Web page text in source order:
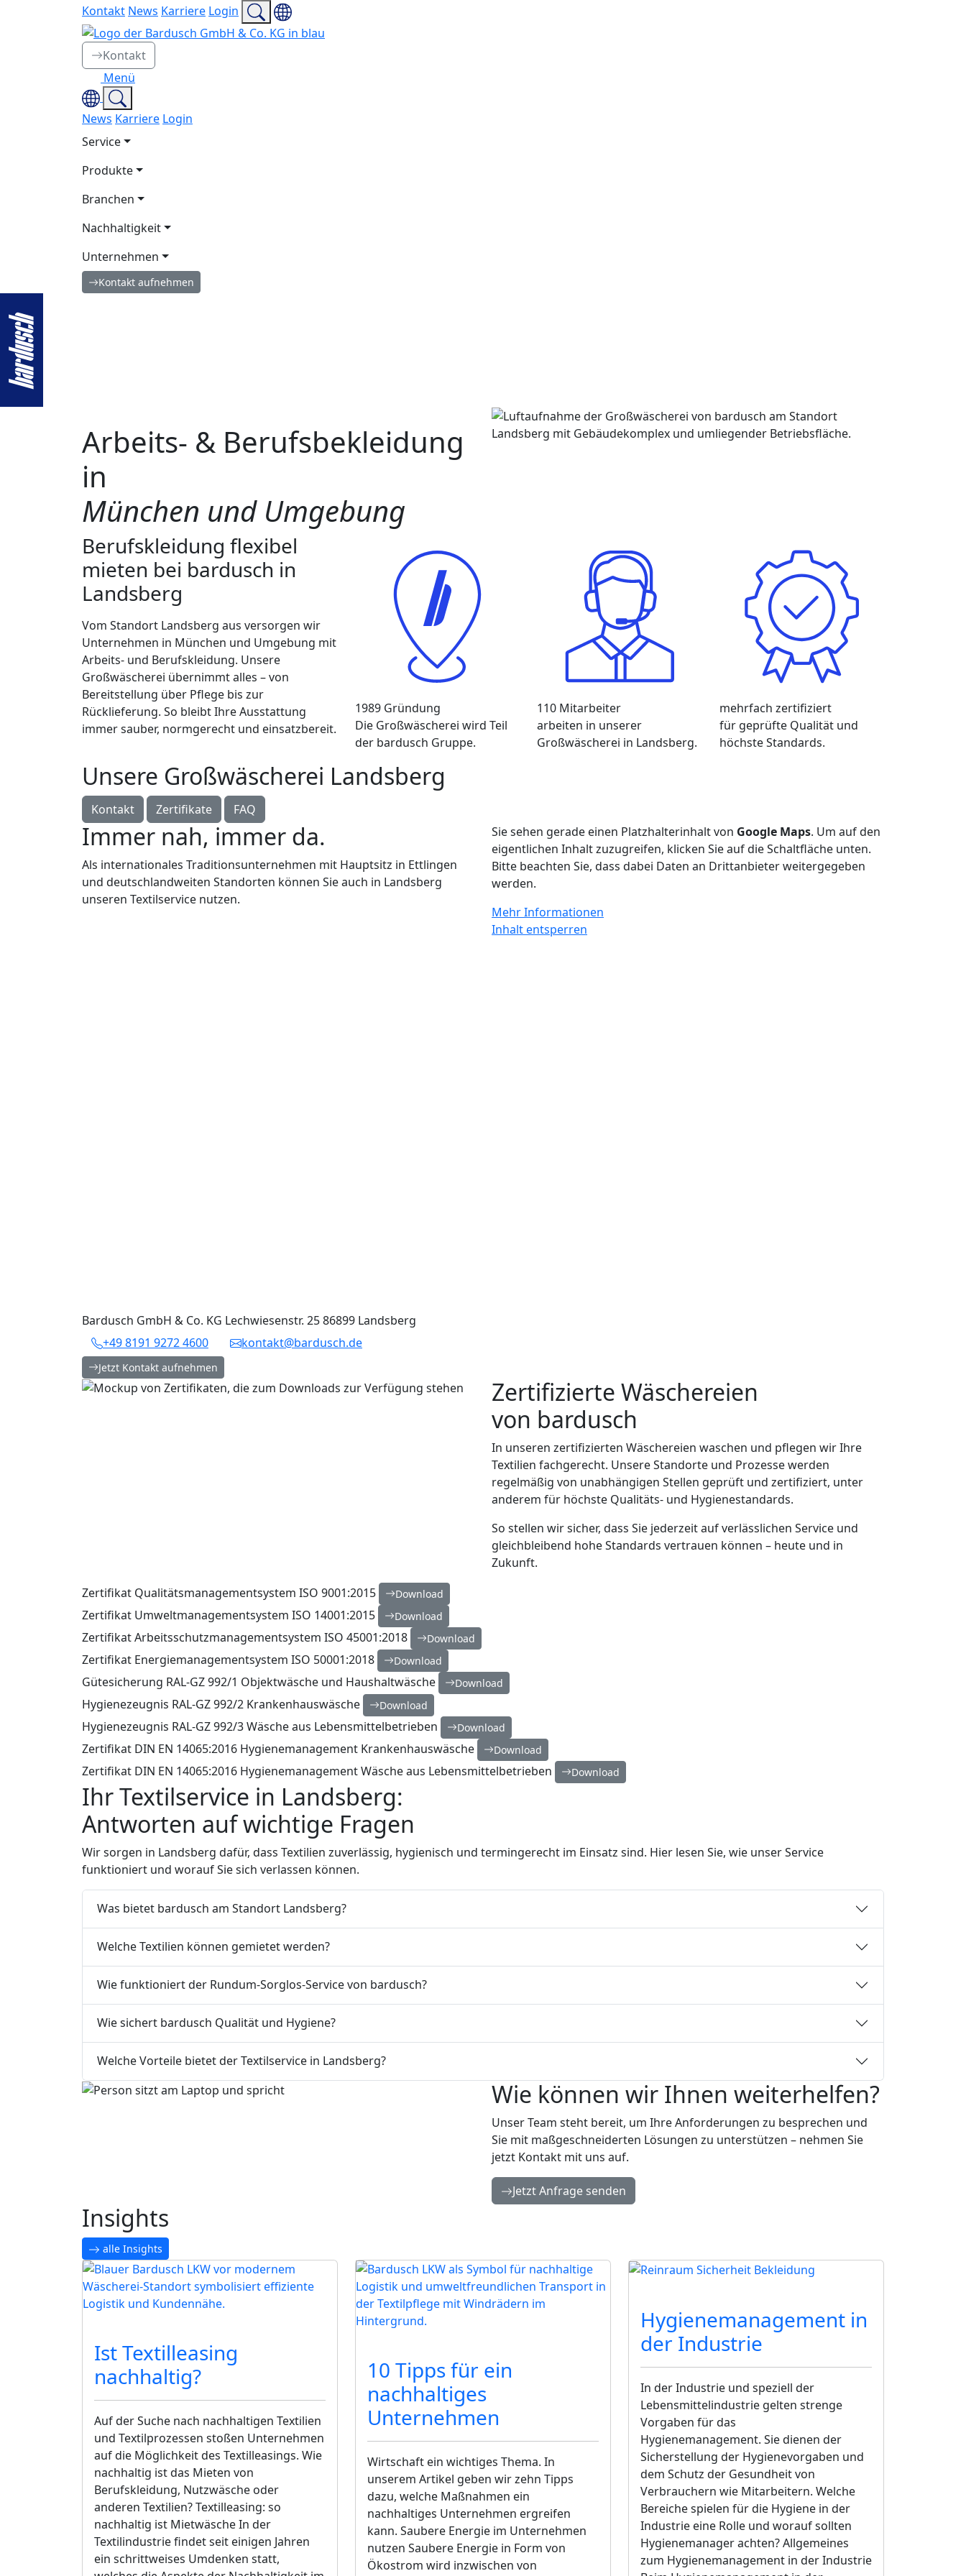
Kontakt News Karriere Login
Kontakt
Menü
News Karriere Login
Service
Produkte
Branchen
Nachhaltigkeit
Unternehmen
Kontakt aufnehmen
Arbeits- & Berufsbekleidung
in
München und Umgebung
Berufskleidung flexibel
mieten bei bardusch in
Landsberg
Vom Standort Landsberg aus versorgen wir
Unternehmen in München und Umgebung mit
Arbeits- und Berufskleidung. Unsere
Großwäscherei übernimmt alles – von
Bereitstellung über Pflege bis zur
Rücklieferung. So bleibt Ihre Ausstattung
immer sauber, normgerecht und einsatzbereit.
1989 Gründung
Die Großwäscherei wird Teil
der bardusch Gruppe.
110 Mitarbeiter
arbeiten in unserer
Großwäscherei in Landsberg.
mehrfach zertifiziert
für geprüfte Qualität und
höchste Standards.
Unsere Großwäscherei Landsberg
Kontakt Zertifikate FAQ
Immer nah, immer da.
Als internationales Traditionsunternehmen mit Hauptsitz in Ettlingen
und deutschlandweiten Standorten können Sie auch in Landsberg
unseren Textilservice nutzen.
Bardusch GmbH & Co. KG Lechwiesenstr. 2586899 Landsberg
+49 8191 9272 4600
kontakt@bardusch.de
Jetzt Kontakt aufnehmen
Sie sehen gerade einen Platzhalterinhalt von Google Maps. Um auf den
eigentlichen Inhalt zuzugreifen, klicken Sie auf die Schaltfläche unten.
Bitte beachten Sie, dass dabei Daten an Drittanbieter weitergegeben
werden.
Mehr Informationen
Inhalt entsperren
Zertifizierte Wäschereien
von bardusch
In unseren zertifizierten Wäschereien waschen und pflegen wir Ihre
Textilien fachgerecht. Unsere Standorte und Prozesse werden
regelmäßig von unabhängigen Stellen geprüft und zertifiziert, unter
anderem für höchste Qualitäts- und Hygienestandards.
So stellen wir sicher, dass Sie jederzeit auf verlässlichen Service und
gleichbleibend hohe Standards vertrauen können – heute und in
Zukunft.
Zertifikat Qualitätsmanagementsystem ISO 9001:2015
Download
Zertifikat Umweltmanagementsystem ISO 14001:2015 Download
Zertifikat Arbeitsschutzmanagementsystem ISO 45001:2018 Download
Zertifikat Energiemanagementsystem ISO 50001:2018 Download
Gütesicherung RAL-GZ 992/1 Objektwäsche und Haushaltwäsche Download
Hygienezeugnis RAL-GZ 992/2 Krankenhauswäsche Download
Hygienezeugnis RAL-GZ 992/3 Wäsche aus Lebensmittelbetrieben Download
Zertifikat DIN EN 14065:2016 Hygienemanagement Krankenhauswäsche Download
Zertifikat DIN EN 14065:2016 Hygienemanagement Wäsche aus Lebensmittelbetrieben Download
Ihr Textilservice in Landsberg:
Antworten auf wichtige Fragen
Wir sorgen in Landsberg dafür, dass Textilien zuverlässig, hygienisch und termingerecht im Einsatz sind. Hier lesen Sie, wie unser Service
funktioniert und worauf Sie sich verlassen können.
Was bietet bardusch am Standort Landsberg?
Welche Textilien können gemietet werden?
Wie funktioniert der Rundum-Sorglos-Service von bardusch?
Wie sichert bardusch Qualität und Hygiene?
Welche Vorteile bietet der Textilservice in Landsberg?
Wie können wir Ihnen weiterhelfen?
Unser Team steht bereit, um Ihre Anforderungen zu besprechen und
Sie mit maßgeschneiderten Lösungen zu unterstützen – nehmen Sie
jetzt Kontakt mit uns auf.
Jetzt Anfrage senden
Insights
alle Insights
AI CREATED
Ist Textilleasing
nachhaltig?
Auf der Suche nach nachhaltigen Textilien
und Textilprozessen stoßen Unternehmen
auf die Möglichkeit des Textilleasings. Wie
nachhaltig ist das Mieten von
Berufskleidung, Nutzwäsche oder
anderen Textilien? Textilleasing: so
nachhaltig ist Mietwäsche​​​​​​ In der
Textilindustrie findet seit einigen Jahren
ein schrittweises Umdenken statt,
AI CREATED
10 Tipps für ein
nachhaltiges
Unternehmen
Wirtschaft ein wichtiges Thema. In
unserem Artikel geben wir zehn Tipps
dazu, welche Maßnahmen ein
nachhaltiges Unternehmen ergreifen
kann. Saubere Energie im Unternehmen
nutzen Saubere Energie in Form von
Ökostrom wird inzwischen von
Hygienemanagement in
der Industrie
In der Industrie und speziell der
Lebensmittelindustrie gelten strenge
Vorgaben für das
Hygienemanagement. Sie dienen der
Sicherstellung der Hygienevorgaben und
dem Schutz der Gesundheit von
Verbrauchern wie Mitarbeitern. Welche
Bereiche spielen für die Hygiene in der
Industrie eine Rolle und worauf sollten
Hygienemanager achten? Allgemeines
zum Hygienemanagement in der Industrie